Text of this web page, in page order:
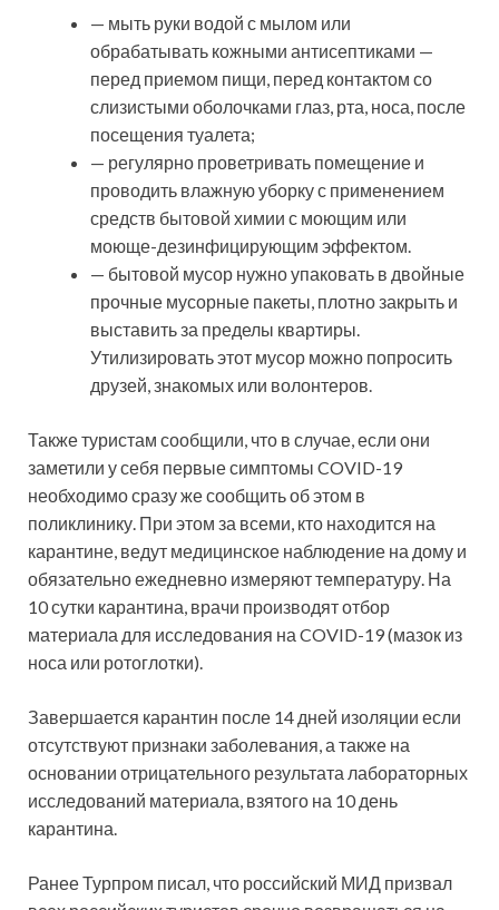
— мыть руки водой с мылом или
обрабатывать кожными антисептиками —
перед приемом пищи, перед контактом со
слизистыми оболочками глаз, рта, носа, после
посещения туалета;
— регулярно проветривать помещение и
проводить влажную уборку с применением
средств бытовой химии с моющим или
моюще-дезинфицирующим эффектом.
— бытовой мусор нужно упаковать в двойные
прочные мусорные пакеты, плотно закрыть и
выставить за пределы квартиры.
Утилизировать этот мусор можно попросить
друзей, знакомых или волонтеров.
Также туристам сообщили, что в случае, если они
заметили у себя первые симптомы COVID-19
необходимо сразу же сообщить об этом в
поликлинику. При этом за всеми, кто находится на
карантине, ведут медицинское наблюдение на дому и
обязательно ежедневно измеряют температуру. На
10 сутки карантина, врачи производят отбор
материала для исследования на COVID-19 (мазок из
носа или ротоглотки).
Завершается карантин после 14 дней изоляции если
отсутствуют признаки заболевания, а также на
основании отрицательного результата лабораторных
исследований материала, взятого на 10 день
карантина.
Ранее Турпром писал, что российский МИД призвал